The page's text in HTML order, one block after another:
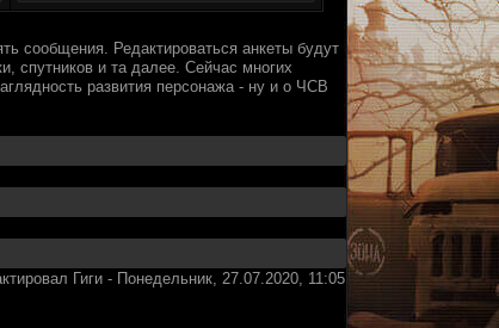
сообщения. Редактироваться анкеты будут
спутников и та далее. Сейчас многих
развития персонажа - ну и о ЧСВ
Гиги - Понедельник, 27.07.2020, 11:05